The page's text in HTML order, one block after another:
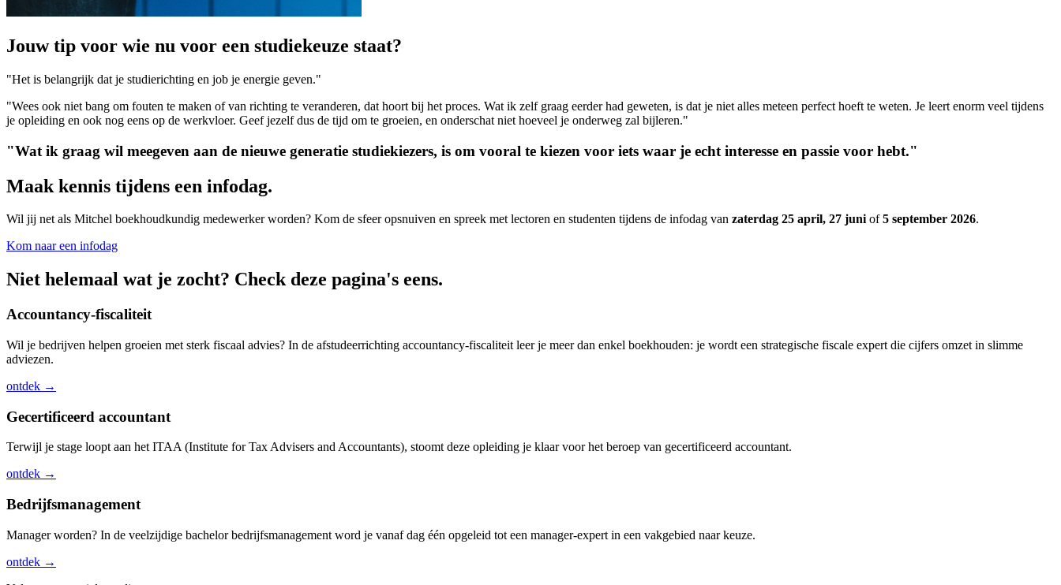
Jouw tip voor wie nu voor een studiekeuze staat?
"Het is belangrijk dat je studierichting en job je energie geven."
"Wees ook niet bang om fouten te maken of van richting te veranderen, dat hoort bij het proces. Wat ik zelf graag eerder had geweten, is dat je niet alles meteen perfect hoeft te weten. Je leert enorm veel tijdens
je opleiding en ook nog eens op de werkvloer. Geef jezelf dus de tijd om te groeien, en onderschat niet hoeveel je onderweg zal bijleren."
"Wat ik graag wil meegeven aan de nieuwe generatie studiekiezers, is om vooral te kiezen voor iets waar je echt interesse en passie voor hebt."
Maak kennis tijdens een infodag.
Wil jij net als Mitchel boekhoudkundig medewerker worden? Kom de sfeer opsnuiven en spreek met lectoren en studenten tijdens de infodag van zaterdag 25 april, 27 juniof5 september 2026.
Kom naar een infodag
Niet helemaal wat je zocht? Check deze pagina's eens.
Accountancy-fiscaliteit
Wil je bedrijven helpen groeien met sterk fiscaal advies? In de afstudeerrichting accountancy-fiscaliteit leer je meer dan enkel boekhouden: je wordt een strategische fiscale expert die cijfers omzet in slimme
adviezen.
ontdek →
Gecertificeerd accountant
Terwijl je stage loopt aan het ITAA (Institute for Tax Advisers and Accountants), stoomt deze opleiding je klaar voor het beroep van gecertificeerd accountant.
ontdek →
Bedrijfsmanagement
Manager worden? In de veelzijdige bachelor bedrijfsmanagement word je vanaf dag één opgeleid tot een manager-expert in een vakgebied naar keuze.
ontdek →